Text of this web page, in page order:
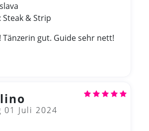
& Strip
Tänzerin gut. Guide sehr nett!
01 Juli 2024